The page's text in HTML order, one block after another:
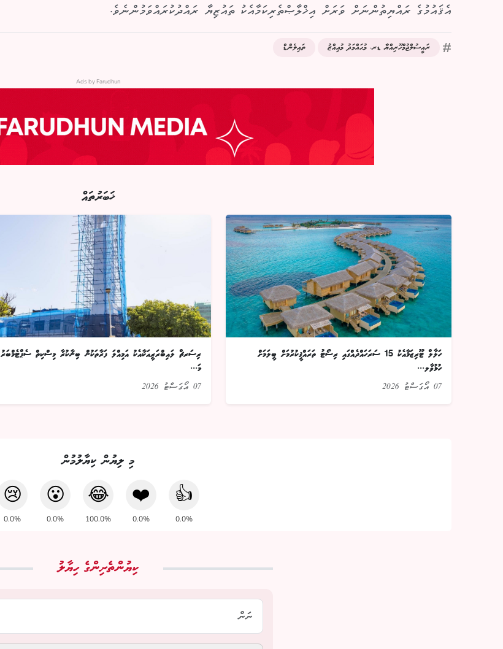
އެޤައުމުގެ ރައްޔިތުންނަށް ވަރަށް އިޚްލާޞްތެރިކަމާއެކު ތައުޒިޔާ ރައްދުކުރައްވަމުންނެވެ.
ރައީސުލްޖުމްހޫރިއްޔާ ޑރ. މުޙައްމަދު މުޢިއްޒު ތައިލެންޑް
Ads by Farudhun
ޚަބަރުތައް
ހަލާލް ޓޫރިޒަމާއެކު 15 ސަރަހައްދެއްގައި ރިސޯޓު ތަރައްޤީކުރުމަށް ބީލަމަށް
ހުޅުވާލ...
07 އޯގަސްޓު 2026
ރިސަރޗް ލައިބްރަރީއަކާއެކު އަމިއްލަ ފަރާތަކުން ބިނާކުރާ މިސްކިތް ސެޕްޓެމްބަރު
މަ...
07 އޯގަސްޓު 2026
މި ލިޔުން ކިޔާލުމުން
👍
0.0%
❤️
0.0%
😂
100.0%
😮
0.0%
😢
0.0%
ކިޔުންތެރިންގެ ހިޔާލު